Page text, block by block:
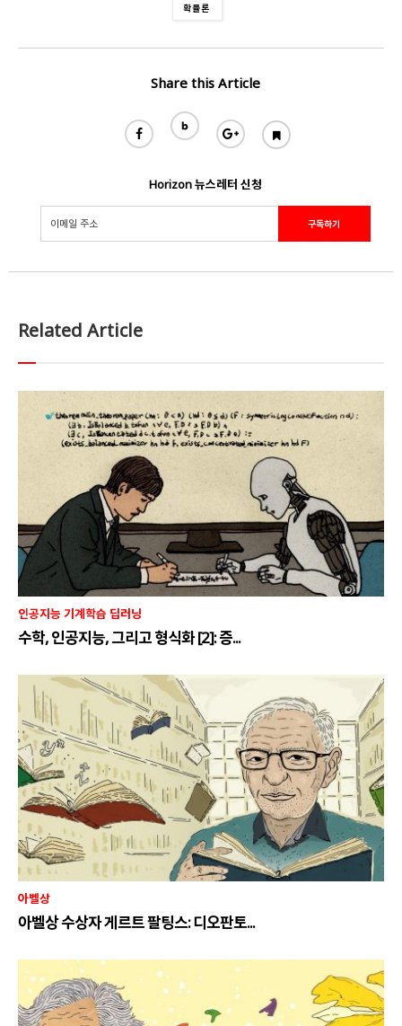
확률론
Share this Article
Horizon 뉴스레터 신청
Related Article
인공지능 기계학습 딥러닝
수학, 인공지능, 그리고 형식화 [2]: 증...
아벨상
아벨상 수상자 게르트 팔팅스: 디오판토...